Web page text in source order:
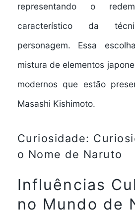
representando o
característico da
personagem. Essa
mistura de elementos
modernos que estão
Masashi Kishimoto.
Curiosidade:
o Nome de Naruto
Influências
no Mundo de